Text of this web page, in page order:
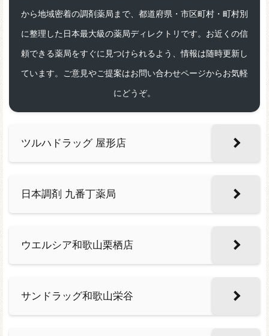
から地域密着の調剤薬局まで、都道府県・市区町村・町村別
に整理した日本最大級の薬局ディレクトリです。お近くの信
頼できる薬局をすぐに見つけられるよう、情報は随時更新し
ています。ご意見やご提案はお問い合わせページからお気軽
にどうぞ。
ツルハドラッグ 屋形店
日本調剤 九番丁薬局
ウエルシア和歌山栗栖店
サンドラッグ和歌山栄谷